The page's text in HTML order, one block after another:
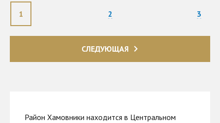
1 2 3
СЛЕДУЮЩАЯ
Район Хамовники находится в Центральном